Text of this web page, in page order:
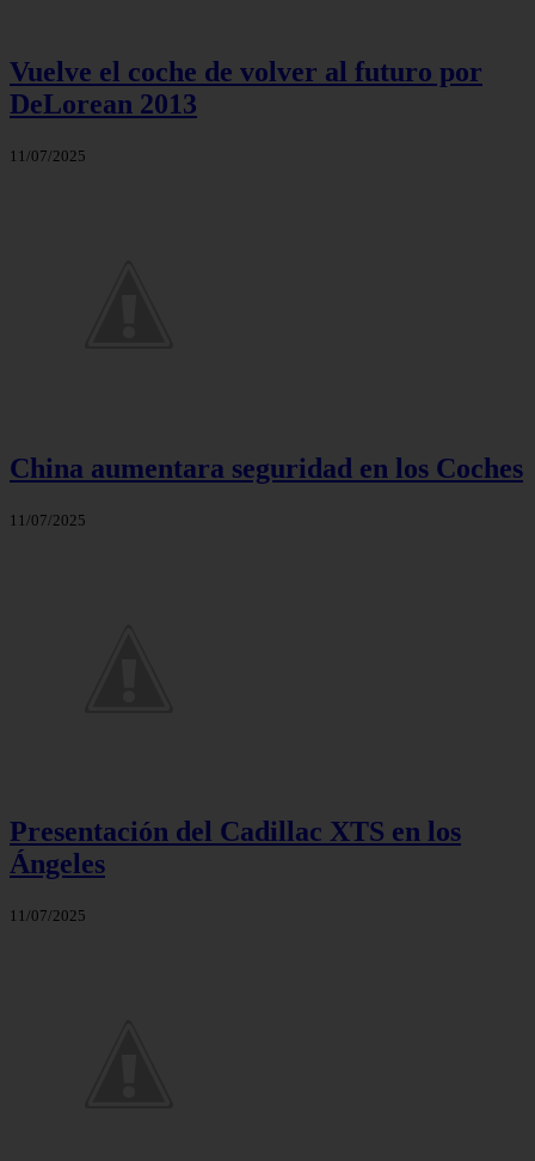
Vuelve el coche de volver al futuro por
DeLorean 2013
11/07/2025
China aumentara seguridad en los Coches
11/07/2025
Presentación del Cadillac XTS en los
Ángeles
11/07/2025